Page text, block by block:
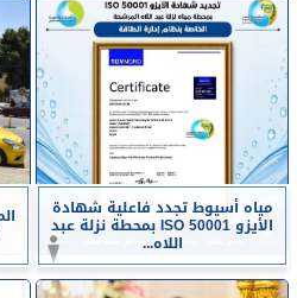
مياه أسيوط تجدد فاعلية شهادة
الأيزو ISO 50001 بمحطة نزلة عبد
اللاه...